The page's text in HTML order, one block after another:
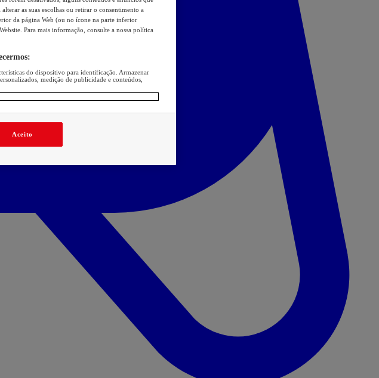
as suas escolhas ou retirar o consentimento a
da página Web (ou no ícone na parte inferior
Para mais informação, consulte a nossa política
do dispositivo para identificação. Armazenar
medição de publicidade e conteúdos,
Aceito